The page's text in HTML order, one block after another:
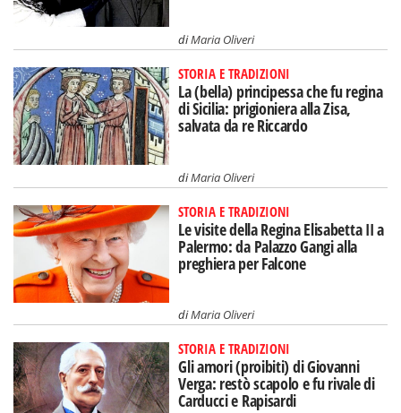
diMaria Oliveri
STORIA E TRADIZIONI
La (bella) principessa che fu regina
di Sicilia: prigioniera alla Zisa,
salvata da re Riccardo
diMaria Oliveri
STORIA E TRADIZIONI
Le visite della Regina Elisabetta II a
Palermo: da Palazzo Gangi alla
preghiera per Falcone
diMaria Oliveri
STORIA E TRADIZIONI
Gli amori (proibiti) di Giovanni
Verga: restò scapolo e fu rivale di
Carducci e Rapisardi